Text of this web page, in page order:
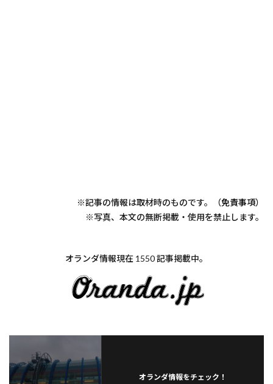
※記事の情報は取材時のものです。（免責事項）
※写真、本文の無断掲載・使用を禁止します。
オランダ情報現在 1550 記事掲載中。
オランダ情報をチェック！